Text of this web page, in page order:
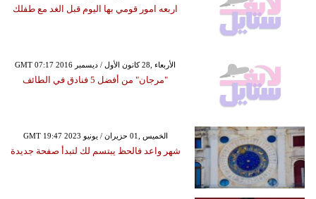
اربعه امور قومي بها اليوم قبل الغد مع طفلك
GMT 07:17 2016 الأربعاء ,28 كانون الأول / ديسمبر
"مرجان" من أفضل 5 فنادق في الطائف
GMT 19:47 2023 الخميس ,01 حزيران / يونيو
شهر واعد فالحظ يبتسم لك لتبدأ صفحة جديدة